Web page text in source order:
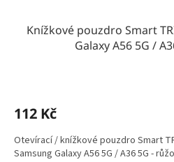
Knížkové pouzdro Smart
Galaxy A56 5G /
112 Kč
Otevírací / knížkové pouzdro Smart
Samsung Galaxy A56 5G / A36 5G -